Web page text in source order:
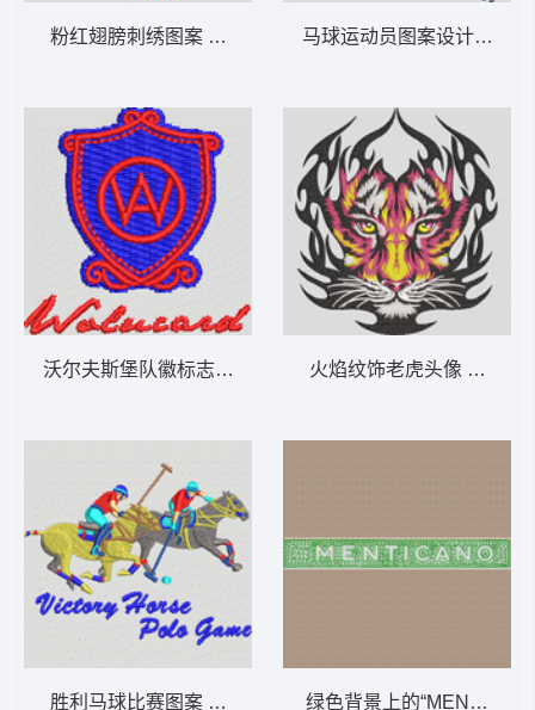
粉红翅膀刺绣图案 男装
沃尔夫斯堡队徽标志 男装
胜利马球比赛图案 男装
马球运动员图案设计 男装
火焰纹饰老虎头像 男装
绿色背景上的